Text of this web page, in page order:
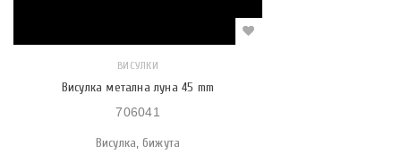
ВИСУЛКИ
Висулка метална луна 45 mm
706041
Висулка, бижута